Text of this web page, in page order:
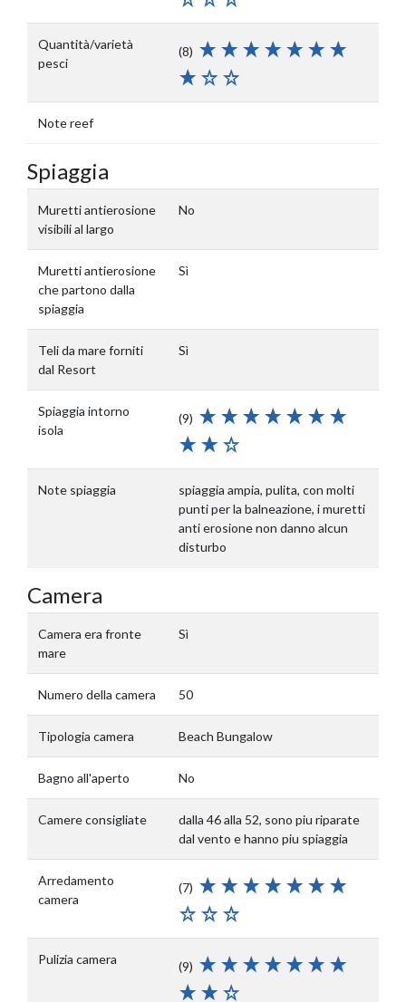
Quantità/varietà
pesci
(8)
Note reef
Spiaggia
Muretti antierosione
visibili al largo
No
Muretti antierosione
che partono dalla
spiaggia
Sì
Teli da mare forniti
dal Resort
Sì
Spiaggia intorno
isola
(9)
Note spiaggia
spiaggia ampia, pulita, con molti
punti per la balneazione, i muretti
anti erosione non danno alcun
disturbo
Camera
Camera era fronte
mare
Sì
Numero della camera 50
Tipologia camera Beach Bungalow
Bagno all'aperto No
Camere consigliate
dalla 46 alla 52, sono piu riparate
dal vento e hanno piu spiaggia
Arredamento
camera
(7)
Pulizia camera (9)